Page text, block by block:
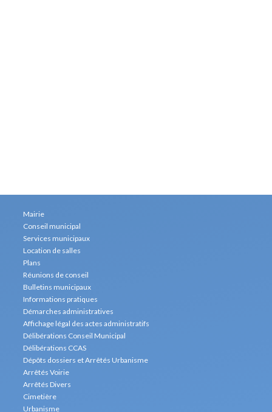
Mairie
Conseil municipal
Services municipaux
Location de salles
Plans
Réunions de conseil
Bulletins municipaux
Informations pratiques
Démarches administratives
Affichage légal des actes administratifs
Délibérations Conseil Municipal
Délibérations CCAS
Dépôts dossiers et Arrêtés Urbanisme
Arrêtés Voirie
Arrêtés Divers
Cimetière
Urbanisme